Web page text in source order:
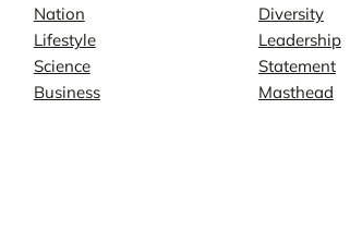
Nation
Lifestyle
Science
Business
Diversity
Leadership
Statement
Masthead